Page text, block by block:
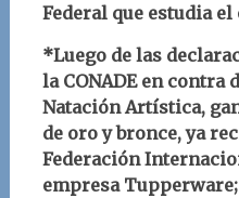
Federal que estudia
*Luego de las
la CONADE en contra
Natación Artística,
de oro y bronce, ya
Federación
empresa